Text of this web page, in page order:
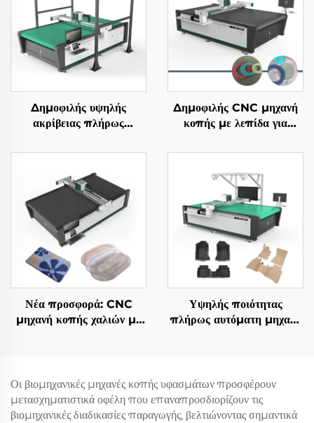
Δημοφιλής υψηλής
ακρίβειας πλήρως
κοπής δερμάτων
Δημοφιλής CNC μηχανή
κοπής με λεπίδα για
καουτσούκ στεγανοποίησης
και σφουγγαρένιες πλάκες
Νέα προσφορά: CNC
μηχανή κοπής χαλιών με
Υψηλής ποιότητας
πλήρως αυτόματη μηχανή
Οι βιομηχανικές μηχανές κοπής υφασμάτων προσφέρουν
μετασχηματιστικά οφέλη που επαναπροσδιορίζουν τις
βιομηχανικές διαδικασίες παραγωγής, βελτιώνοντας σημαντικά